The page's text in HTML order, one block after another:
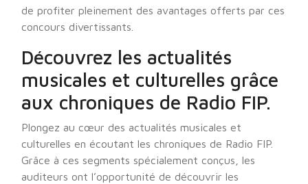
de profiter pleinement des avantages offerts par ces
concours divertissants.
Découvrez les actualités
musicales et culturelles grâce
aux chroniques de Radio FIP.
Plongez au cœur des actualités musicales et
culturelles en écoutant les chroniques de Radio FIP.
Grâce à ces segments spécialement conçus, les
auditeurs ont l’opportunité de découvrir les